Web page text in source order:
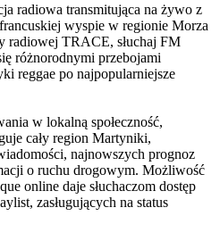
radiowa transmitująca na żywo z
wyspie w regionie Morza
radiowej TRACE, słuchaj FM
różnorodnymi przebojami
reggae po najpopularniejsze
w lokalną społeczność,
cały region Martyniki,
najnowszych prognoz
o ruchu drogowym. Możliwość
online daje słuchaczom dostęp
zasługujących na status